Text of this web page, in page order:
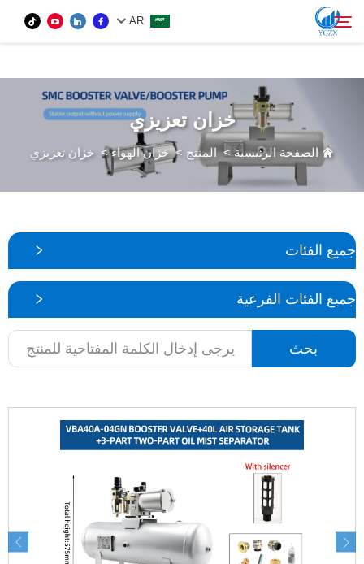
var images = document.getElementsByTagName('img'); for (var i = 0; i <
images.length; i++) { if (!images[i].getAttribute('alt')) { images[i].setAttribute('alt', ''); } }
AR
من نحن
اتصل بنا
بحث خزان تعزيزي
الصفحة الرئيسية>المنتج >خزان الهواء> خزان تعزيزي
جميع الفئات
جميع الفئات الفرعية
بحث